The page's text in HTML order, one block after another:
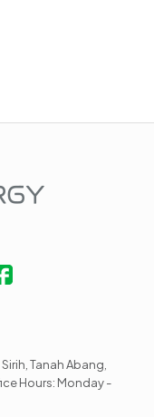
Tanah Abang,
Hours: Monday -